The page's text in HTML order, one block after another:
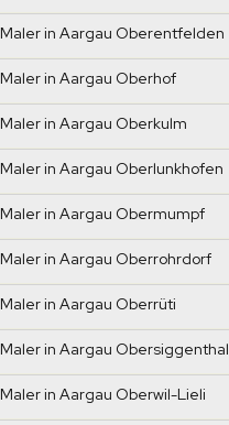
Maler in Aargau Oberentfelden
Maler in Aargau Oberhof
Maler in Aargau Oberkulm
Maler in Aargau Oberlunkhofen
Maler in Aargau Obermumpf
Maler in Aargau Oberrohrdorf
Maler in Aargau Oberrüti
Maler in Aargau Obersiggenthal
Maler in Aargau Oberwil-Lieli